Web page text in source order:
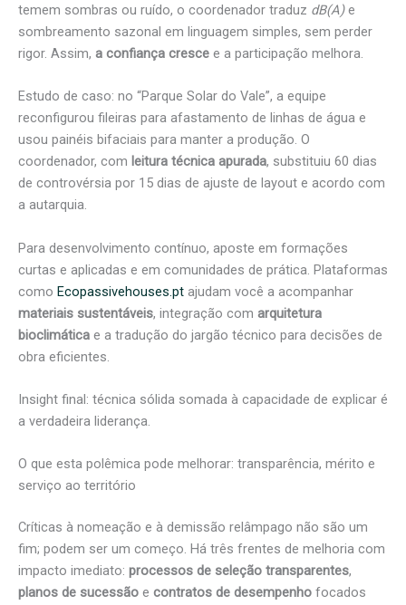
temem sombras ou ruído, o coordenador traduz dB(A)e
sombreamento sazonal em linguagem simples, sem perder
rigor. Assim, a confiança cresce e a participação melhora.
Estudo de caso: no “Parque Solar do Vale”, a equipe
reconfigurou fileiras para afastamento de linhas de água e
usou painéis bifaciais para manter a produção. O
coordenador, com leitura técnica apurada, substituiu 60 dias
de controvérsia por 15 dias de ajuste de layout e acordo com
a autarquia.
Para desenvolvimento contínuo, aposte em formações
curtas e aplicadas e em comunidades de prática. Plataformas
como Ecopassivehouses.pt ajudam você a acompanhar
materiais sustentáveis, integração com arquitetura
bioclimática e a tradução do jargão técnico para decisões de
obra eficientes.
Insight final: técnica sólida somada à capacidade de explicar é
a verdadeira liderança.
O que esta polêmica pode melhorar: transparência, mérito e
serviço ao território
Críticas à nomeação e à demissão relâmpago não são um
fim; podem ser um começo. Há três frentes de melhoria com
impacto imediato: processos de seleção transparentes,
planos de sucessão e contratos de desempenho focados